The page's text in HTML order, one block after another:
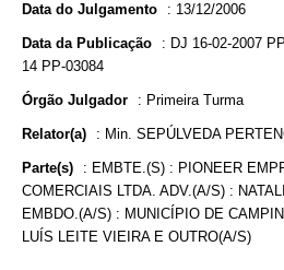
Data do Julgamento : 13/12/2006
Data da Publicação : DJ 16-02-2007
14 PP-03084
Órgão Julgador : Primeira Turma
Relator(a) : Min. SEPÚLVEDA
Parte(s) : EMBTE.(S) : PIONEER
COMERCIAIS LTDA. ADV.(A/S) :
EMBDO.(A/S) : MUNICÍPIO DE
LUÍS LEITE VIEIRA E OUTRO(A/S)